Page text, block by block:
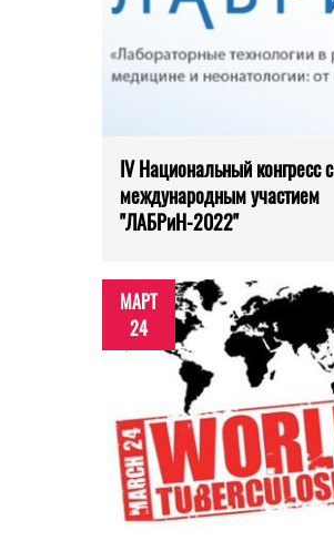
IV Национальный конгресс с
международным участием
"ЛАБРиН-2022"
МАРТ
24